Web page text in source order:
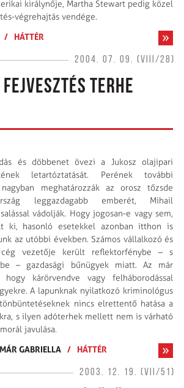
királynője, Martha Stewart pedig közel
végrehajtás vendége.
/ HÁTTÉR
2004. 07. 09. (VIII/28)
TERHE
és döbbenet övezi a Jukosz olajipari
letartóztatását. Perének további
meghatározzák az orosz tőzsde
leggazdagabb emberét, Mihail
vádolják. Hogy jogosan-e vagy sem,
ki, hasonló esetekkel azonban itthon is
az utóbbi években. Számos vállalkozó és
cég vezetője került reflektorfénybe – s
– gazdasági bűnügyek miatt. Az már
hogy kárörvendve vagy felháborodással
A lapunknak nyilatkozó kriminológus
nincs elrettentő hatása a
s ilyen adóterhek mellett nem is várható
javulása.
GABRIELLA / HÁTTÉR
2003. 12. 19. (VII/51)